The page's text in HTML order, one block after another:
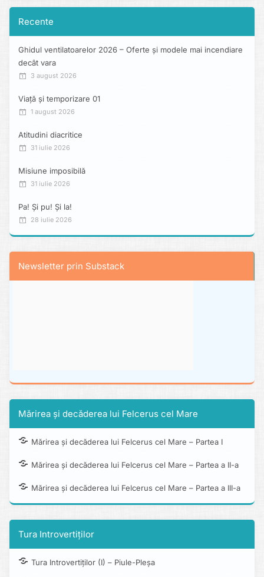
Recente
Ghidul ventilatoarelor 2026 – Oferte și modele mai incendiare
decât vara
3 august 2026
Viață și temporizare 01
1 august 2026
Atitudini diacritice
31 iulie 2026
Misiune imposibilă
31 iulie 2026
Pa! Și pu! Și la!
28 iulie 2026
Newsletter prin Substack
Mărirea și decăderea lui Felcerus cel Mare
Mărirea și decăderea lui Felcerus cel Mare – Partea I
Mărirea și decăderea lui Felcerus cel Mare – Partea a II-a
Mărirea și decăderea lui Felcerus cel Mare – Partea a III-a
Tura Introvertiților
Tura Introvertiților (I) – Piule-Pleșa